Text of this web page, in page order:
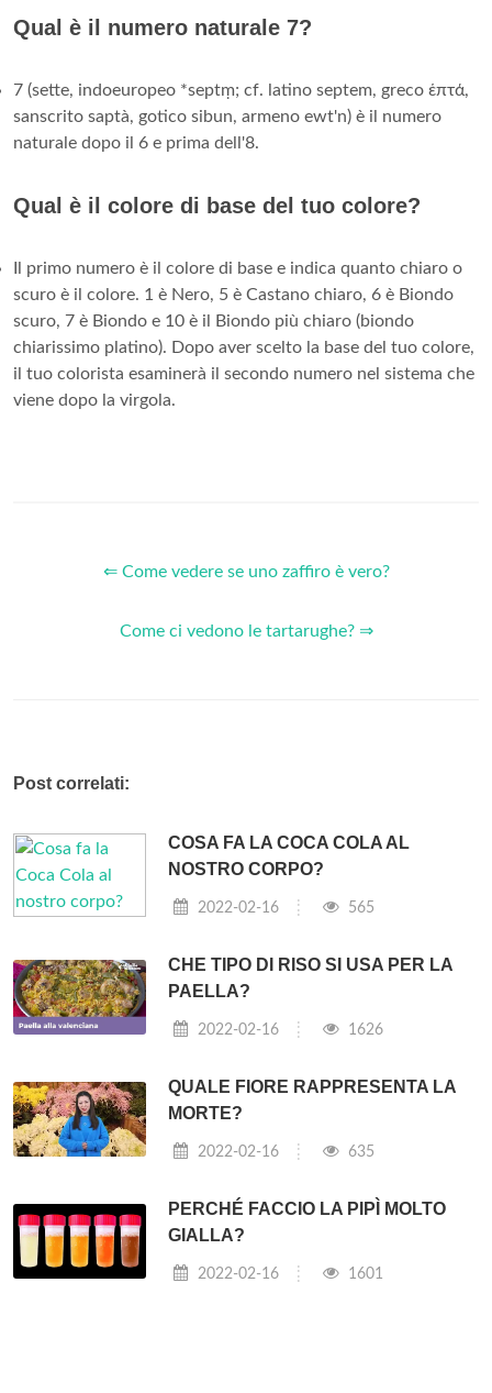
Qual è il numero naturale 7?
7 (sette, indoeuropeo *septṃ; cf. latino septem, greco ἑπτά,
sanscrito saptà, gotico sibun, armeno ewt'n) è il numero
naturale dopo il 6 e prima dell'8.
Qual è il colore di base del tuo colore?
Il primo numero è il colore di base e indica quanto chiaro o
scuro è il colore. 1 è Nero, 5 è Castano chiaro, 6 è Biondo
scuro, 7 è Biondo e 10 è il Biondo più chiaro (biondo
chiarissimo platino). Dopo aver scelto la base del tuo colore,
il tuo colorista esaminerà il secondo numero nel sistema che
viene dopo la virgola.
⇐ Come vedere se uno zaffiro è vero?
Come ci vedono le tartarughe? ⇒
Post correlati:
COSA FA LA COCA COLA AL
NOSTRO CORPO?
2022-02-16 565
CHE TIPO DI RISO SI USA PER LA
PAELLA?
2022-02-16 1626
QUALE FIORE RAPPRESENTA LA
MORTE?
2022-02-16 635
PERCHÉ FACCIO LA PIPÌ MOLTO
GIALLA?
2022-02-16 1601